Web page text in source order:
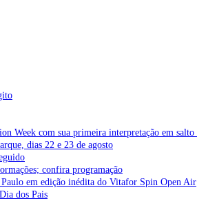
Week com sua primeira interpretação em salto
dias 22 e 23 de agosto
confira programação
em edição inédita do Vitafor Spin Open Air
dos Pais